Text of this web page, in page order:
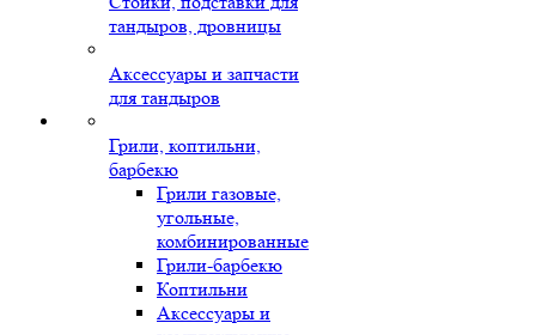
тандыров, дровницы
Аксессуары и запчасти
для тандыров
Грили, коптильни,
барбекю
Грили газовые,
угольные,
комбинированные
Грили-барбекю
Коптильни
Аксессуары и